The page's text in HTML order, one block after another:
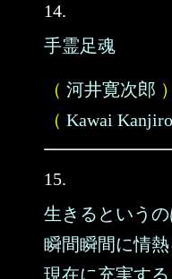
14.
手霊足魂
（ 河井寛次郎 ）
（ Kawai
15.
生きるというの
瞬間瞬間に情熱
現在に充実する